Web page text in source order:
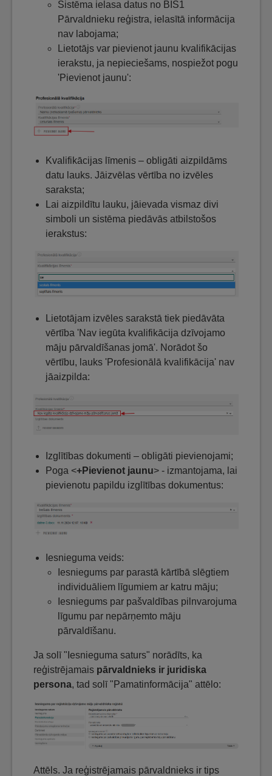
Sistēma ielasa datus no BIS1
Pārvaldnieku reģistra, ielasītā informācija
nav labojama;
Lietotājs var pievienot jaunu kvalifikācijas
ierakstu, ja nepieciešams, nospiežot pogu
'Pievienot jaunu':
Kvalifikācijas līmenis – obligāti aizpildāms
datu lauks. Jāizvēlas vērtība no izvēles
saraksta;
Lai aizpildītu lauku, jāievada vismaz divi
simboli un sistēma piedāvās atbilstošos
ierakstus:
Lietotājam izvēles sarakstā tiek piedāvāta
vērtība 'Nav iegūta kvalifikācija dzīvojamo
māju pārvaldīšanas jomā'. Norādot šo
vērtību, lauks 'Profesionālā kvalifikācija' nav
jāaizpilda:
Izglītības dokumenti – obligāti pievienojami;
Poga <+Pievienot jaunu> - izmantojama, lai
pievienotu papildu izglītības dokumentus:
Iesnieguma veids:
Iesniegums par parastā kārtībā slēgtiem
individuāliem līgumiem ar katru māju;
Iesniegums par pašvaldības pilnvarojuma
līgumu par nepārņemto māju
pārvaldīšanu.
Ja solī "Iesnieguma saturs" norādīts, ka
reģistrējamais pārvaldnieks ir juridiska
persona, tad solī "Pamatinformācija" attēlo:
Attēls. Ja reģistrējamais pārvaldnieks ir tips